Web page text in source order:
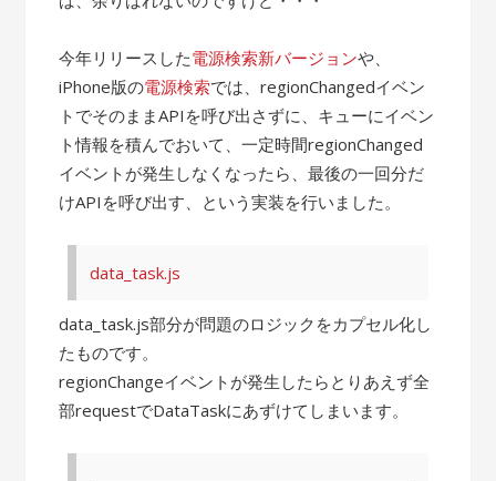
今年リリースした電源検索新バージョンや、
iPhone版の電源検索では、regionChangedイベン
トでそのままAPIを呼び出さずに、キューにイベン
ト情報を積んでおいて、一定時間regionChanged
イベントが発生しなくなったら、最後の一回分だ
けAPIを呼び出す、という実装を行いました。
data_task.js
data_task.js部分が問題のロジックをカプセル化し
たものです。
regionChangeイベントが発生したらとりあえず全
部requestでDataTaskにあずけてしまいます。